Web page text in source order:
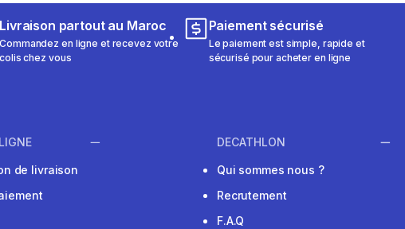
Livraison partout au Maroc
Commandez en ligne et recevez votre
colis chez vous
Paiement sécurisé
Le paiement est simple, rapide et
sécurisé pour acheter en ligne
de livraison
DECATHLON
Qui sommes nous ?
Recrutement
F.A.Q